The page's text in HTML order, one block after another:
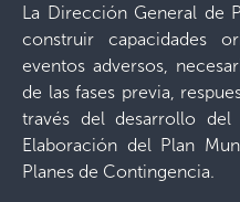
La Dirección General de
construir capacidades
eventos adversos,
de las fases previa,
través del desarrollo
Elaboración del Plan
Planes de Contingencia.